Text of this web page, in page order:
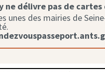
ne délivre pas de
unes des mairies de